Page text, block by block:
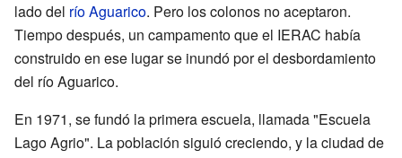
lado del río Aguarico. Pero los colonos no aceptaron.
Tiempo después, un campamento que el IERAC había
construido en ese lugar se inundó por el desbordamiento
del río Aguarico.
En 1971, se fundó la primera escuela, llamada "Escuela
Lago Agrio". La población siguió creciendo, y la ciudad de